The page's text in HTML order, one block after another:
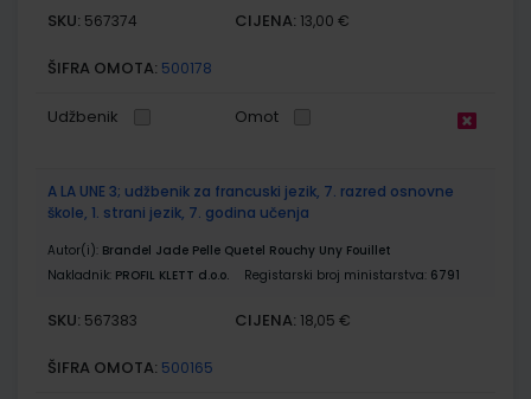
SKU: 567374 CIJENA: 13,00 €
ŠIFRA OMOTA: 500178
Udžbenik Omot
A LA UNE 3; udžbenik za francuski jezik, 7. razred osnovne
škole, 1. strani jezik, 7. godina učenja
Autor(i): Brandel Jade Pelle Quetel Rouchy Uny Fouillet
Nakladnik: PROFIL KLETT d.o.o. Registarski broj ministarstva: 6791
SKU: 567383 CIJENA: 18,05 €
ŠIFRA OMOTA: 500165